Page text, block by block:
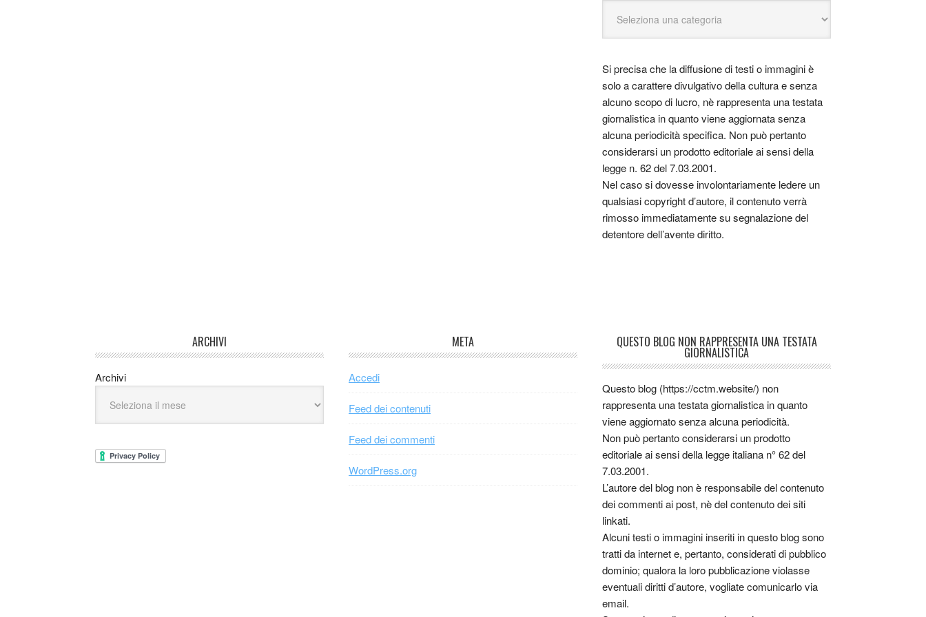
Si precisa che la diffusione di testi o immagini è
solo a carattere divulgativo della cultura e senza
alcuno scopo di lucro, nè rappresenta una testata
giornalistica in quanto viene aggiornata senza
alcuna periodicità specifica. Non può pertanto
considerarsi un prodotto editoriale ai sensi della
legge n. 62 del 7.03.2001.
Nel caso si dovesse involontariamente ledere un
qualsiasi copyright d’autore, il contenuto verrà
rimosso immediatamente su segnalazione del
detentore dell’avente diritto.
ARCHIVI
Archivi
META
Accedi
Feed dei contenuti
Feed dei commenti
WordPress.org
QUESTO BLOG NON RAPPRESENTA UNA TESTATA
GIORNALISTICA
Questo blog (https://cctm.website/) non
rappresenta una testata giornalistica in quanto
viene aggiornato senza alcuna periodicità.
Non può pertanto considerarsi un prodotto
editoriale ai sensi della legge italiana n° 62 del
7.03.2001.
L’autore del blog non è responsabile del contenuto
dei commenti ai post, nè del contenuto dei siti
linkati.
Alcuni testi o immagini inseriti in questo blog sono
tratti da internet e, pertanto, considerati di pubblico
dominio; qualora la loro pubblicazione violasse
eventuali diritti d’autore, vogliate comunicarlo via
email.